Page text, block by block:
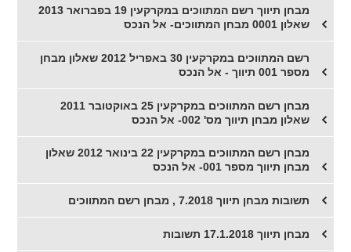
מבחן תיווך רשם המתווכים במקרקעין 19 בפברואר 2013
שאלון 0001 מבחן המתווכים- אל הנכס
רשם המתווכים במקרקעין 30 באפריל 2012 שאלון מבחן
מספר 001 תיווך - אל הנכס
מבחן רשם המתווכים במקרקעין 25 באוקטובר 2011
שאלון מבחן תיווך מס' 002- אל הנכס
מבחן רשם המתווכים במקרקעין 22 בינואר 2012 שאלון
מבחן תיווך מספר 001- אל הנכס
תשובות מבחן תיווך 7.2018 , מבחן רשם המתווכים
מבחן תיווך 17.1.2018 תשובות